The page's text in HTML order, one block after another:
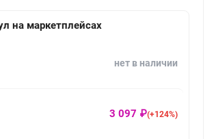
на маркетплейсах
нет в наличии
3 097 ₽(+124%)